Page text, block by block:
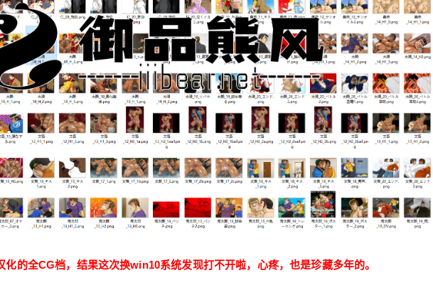
化的全CG档，结果这次换win10系统发现打不开啦，心疼，也是珍藏多年的。